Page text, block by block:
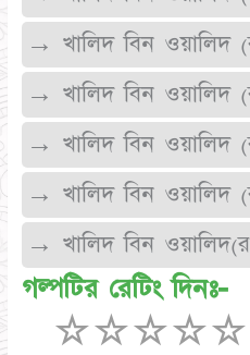
→ খালিদ বিন ওয়ালিদ
→ খালিদ বিন ওয়ালিদ
→ খালিদ বিন ওয়ালিদ
→ খালিদ বিন ওয়ালিদ
→ খালিদ বিন
গল্পটির রেটিং দিনঃ-
☆
☆
☆
☆
☆